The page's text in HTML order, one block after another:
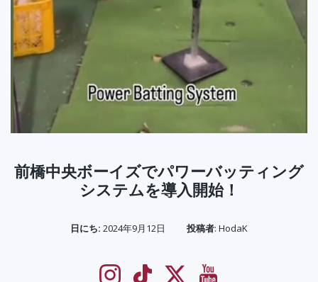
前橋中央ボーイズでパワーバッティング
システムを導入開始！
日にち: 2024年9月12日 投稿者: HodaK
InstagramTikTok Twitter